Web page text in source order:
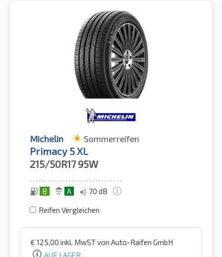
Michelin Sommerreifen
Primacy 5 XL
215/50R17 95W
B A 70 dB
Reifen Vergleichen
€ 125,00 inkl. MwSTvon Auto-Raifen GmbH
AUF LAGER